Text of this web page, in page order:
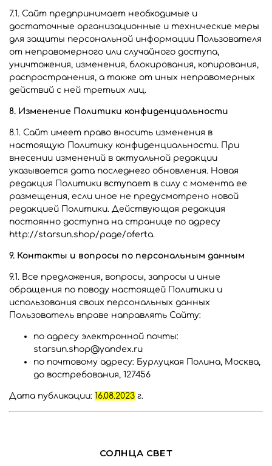
7.1. Сайт предпринимает необходимые и
достаточные организационные и технические меры
для защиты персональной информации Пользователя
от неправомерного или случайного доступа,
уничтожения, изменения, блокирования, копирования,
распространения, а также от иных неправомерных
действий с ней третьих лиц.
8. Изменение Политики конфиденциальности
8.1. Сайт имеет право вносить изменения в
настоящую Политику конфиденциальности. При
внесении изменений в актуальной редакции
указывается дата последнего обновления. Новая
редакция Политики вступает в силу с момента ее
размещения, если иное не предусмотрено новой
редакцией Политики. Действующая редакция
постоянно доступна на странице по адресу
http://starsun.shop/page/oferta.
9. Контакты и вопросы по персональным данным
9.1. Все предложения, вопросы, запросы и иные
обращения по поводу настоящей Политики и
использования своих персональных данных
Пользователь вправе направлять Сайту:
по адресу электронной почты:
starsun.shop@yandex.ru
по почтовому адресу: Бурлуцкая Полина, Москва,
до востребования, 127456
Дата публикации: 16.08.2023 г.
СОЛНЦА СВЕТ